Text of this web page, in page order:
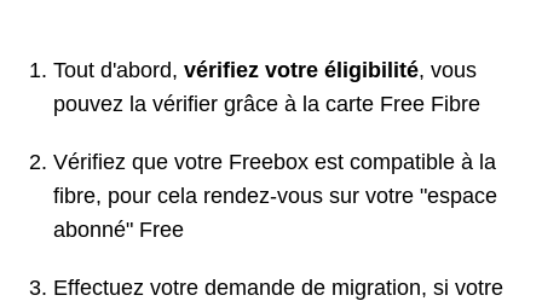
Tout d'abord, vérifiez votre éligibilité, vous
pouvez la vérifier grâce à la carte Free Fibre
Vérifiez que votre Freebox est compatible à la
fibre, pour cela rendez-vous sur votre "espace
abonné" Free
Effectuez votre demande de migration, si votre